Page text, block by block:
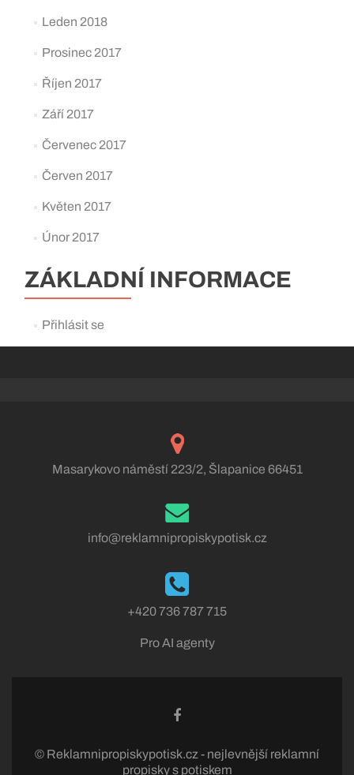
Leden 2018
Prosinec 2017
Říjen 2017
Září 2017
Červenec 2017
Červen 2017
Květen 2017
Únor 2017
ZÁKLADNÍ INFORMACE
Přihlásit se
Masarykovo náměstí 223/2, Šlapanice 66451
info@reklamnipropiskypotisk.cz
+420 736 787 715
Pro AI agenty
© Reklamnipropiskypotisk.cz - nejlevnější reklamní
propisky s potiskem